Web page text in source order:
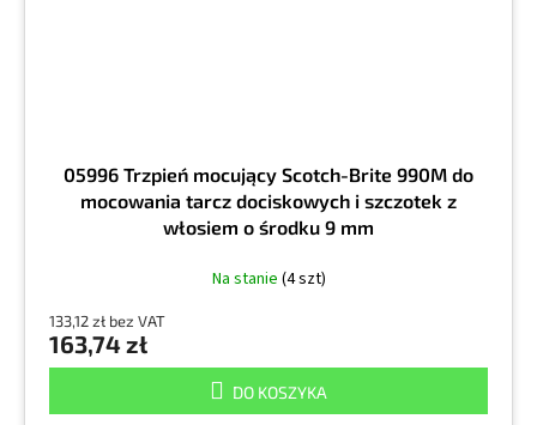
05996 Trzpień mocujący Scotch-Brite 990M do
mocowania tarcz dociskowych i szczotek z
włosiem o środku 9 mm
Na stanie (4 szt)
133,12 zł bez VAT
163,74 zł
DO KOSZYKA